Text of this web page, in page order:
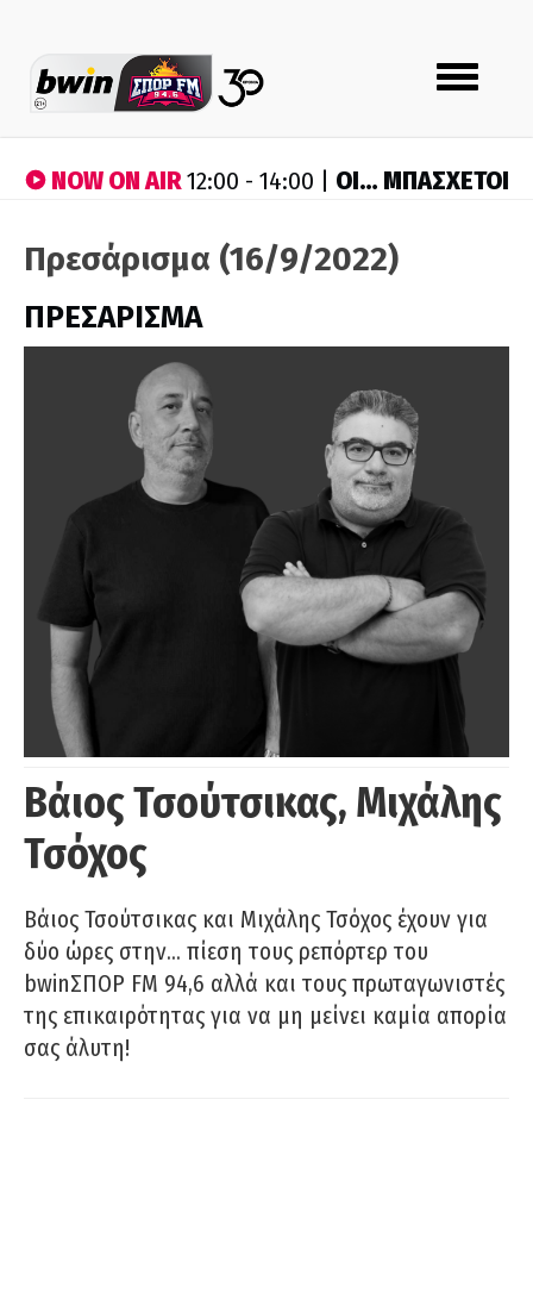
Toggle
navigation
NOW ON AIR12:00 - 14:00 | ΟΙ… ΜΠΑΣΧΕΤΟΙ
Πρεσάρισμα (16/9/2022)
ΠΡΕΣΑΡΙΣΜΑ
Βάιος Τσούτσικας, Μιχάλης
Τσόχος
Βάιος Τσούτσικας και Μιχάλης Τσόχος έχουν για
δύο ώρες στην… πίεση τους ρεπόρτερ του
bwinΣΠΟΡ FM 94,6 αλλά και τους πρωταγωνιστές
της επικαιρότητας για να μη μείνει καμία απορία
σας άλυτη!